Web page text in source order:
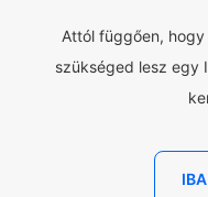
Attól függően,
szükséged lesz egy